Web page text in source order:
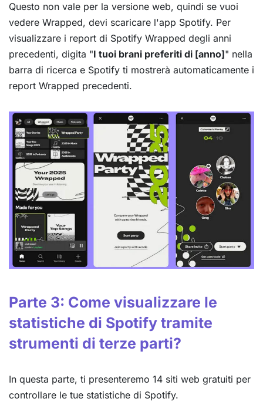
Questo non vale per la versione web, quindi se vuoi
vedere Wrapped, devi scaricare l'app Spotify. Per
visualizzare i report di Spotify Wrapped degli anni
precedenti, digita "I tuoi brani preferiti di [anno]" nella
barra di ricerca e Spotify ti mostrerà automaticamente i
report Wrapped precedenti.
Parte 3: Come visualizzare le
statistiche di Spotify tramite
strumenti di terze parti?
In questa parte, ti presenteremo 14 siti web gratuiti per
controllare le tue statistiche di Spotify.